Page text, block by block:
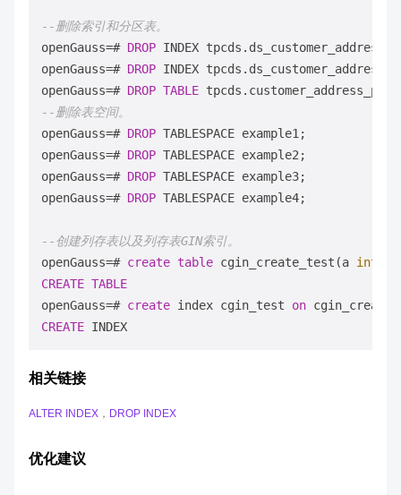
--删除索引和分区表。
openGauss=# DROP INDEX
openGauss=# DROP INDEX
openGauss=# DROP TABLE
--删除表空间。
openGauss=# DROP TABLESPACE example1;
openGauss=# DROP TABLESPACE example2;
openGauss=# DROP TABLESPACE example3;
openGauss=# DROP TABLESPACE example4;
--创建列存表以及列存表GIN索引。
openGauss=# create table cgin_create_test(a int
CREATE TABLE
openGauss=# create index cgin_test on
CREATE
相关链接
ALTER INDEX ， DROP INDEX
优化建议